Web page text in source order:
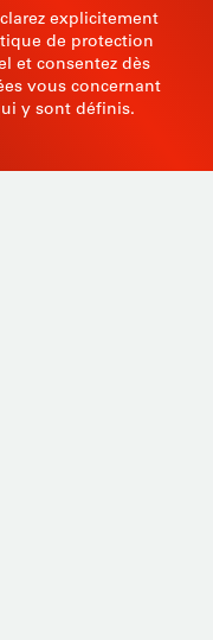
explicitement
de protection
et consentez dès
vous concernant
y sont définis.